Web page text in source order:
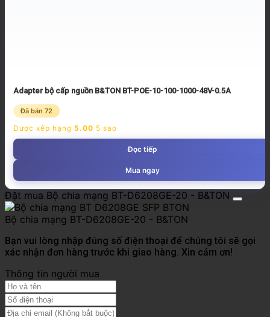
Adapter bộ cấp nguồn B&TON BT-POE-10-100-1000-48V-0.5A
Đã bán 72
Được xếp hạng 5.00 5 sao
Đọc tiếp
Mua ngay
Đặt mua Bộ chia mạng BT-D6208GE-20 - B&TON
Bộ chia mạng BT-D6208GE-20 - B&TON
Bạn vui lòng nhập đúng số điện thoại để chúng tôi sẽ gọi
xác nhận đơn hàng trước khi giao hàng. Xin cảm ơn!
Thông tin người mua